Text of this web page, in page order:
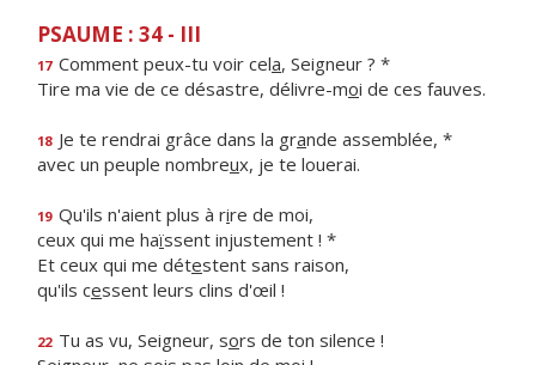
PSAUME : 34 - III
17 Comment peux-tu voir cela, Seigneur ? *
Tire ma vie de ce désastre, délivre-moi de ces fauves.
18 Je te rendrai grâce dans la grande assemblée, *
avec un peuple nombreux, je te louerai.
19 Qu'ils n'aient plus à rire de moi,
ceux qui me haïssent injustement ! *
Et ceux qui me détestent sans raison,
qu'ils cessent leurs clins d'œil !
22 Tu as vu, Seigneur, sors de ton silence !